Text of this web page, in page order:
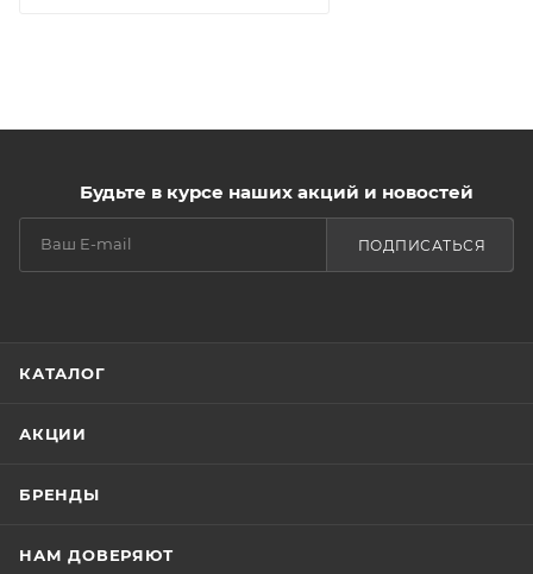
Будьте в курсе наших акций и новостей
ПОДПИСАТЬСЯ
КАТАЛОГ
АКЦИИ
БРЕНДЫ
НАМ ДОВЕРЯЮТ